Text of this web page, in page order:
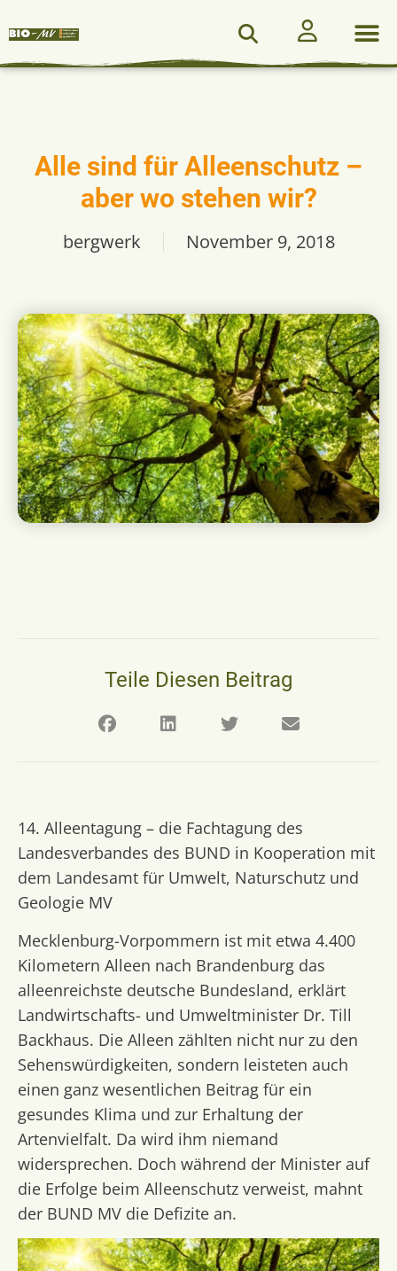
Alle sind für Alleenschutz –
aber wo stehen wir?
bergwerk November 9, 2018
Teile Diesen Beitrag
14. Alleentagung – die Fachtagung des
Landesverbandes des BUND in Kooperation mit
dem Landesamt für Umwelt, Naturschutz und
Geologie MV
Mecklenburg-Vorpommern ist mit etwa 4.400
Kilometern Alleen nach Brandenburg das
alleenreichste deutsche Bundesland, erklärt
Landwirtschafts- und Umweltminister Dr. Till
Backhaus. Die Alleen zählten nicht nur zu den
Sehenswürdigkeiten, sondern leisteten auch
einen ganz wesentlichen Beitrag für ein
gesundes Klima und zur Erhaltung der
Artenvielfalt. Da wird ihm niemand
widersprechen. Doch während der Minister auf
die Erfolge beim Alleenschutz verweist, mahnt
der BUND MV die Defizite an.